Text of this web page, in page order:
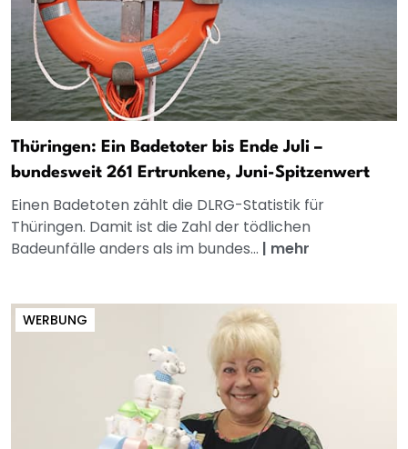
Thüringen: Ein Badetoter bis Ende Juli –
bundesweit 261 Ertrunkene, Juni-Spitzenwert
Einen Badetoten zählt die DLRG-Statistik für
Thüringen. Damit ist die Zahl der tödlichen
Badeunfälle anders als im bundes... | mehr
WERBUNG